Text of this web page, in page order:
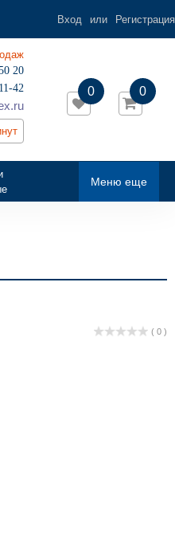
Вход или Регистрация
20
42 0
0
Меню еще
( 0 )